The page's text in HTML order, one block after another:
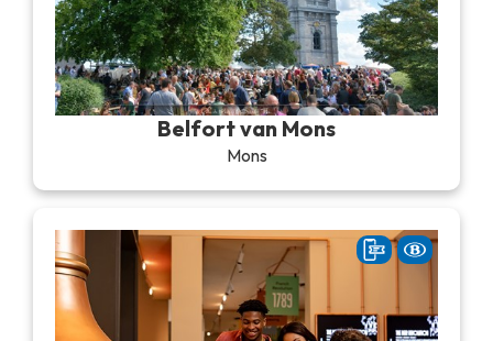
Belfort van Mons
Mons